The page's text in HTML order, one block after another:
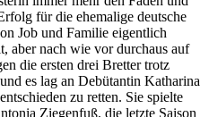
für die ehemalige deutsche
Job und Familie eigentlich
aber nach wie vor durchaus auf
die ersten drei Bretter trotz
es lag an Debütantin Katharina
zu retten. Sie spielte
Ziegenfuß, die letzte Saison